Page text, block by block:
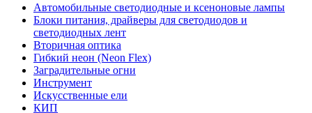
Автомобильные светодиодные и ксеноновые лампы
Блоки питания, драйверы для светодиодов и
светодиодных лент
Вторичная оптика
Гибкий неон (Neon Flex)
Заградительные огни
Инструмент
Искусственные ели
КИП